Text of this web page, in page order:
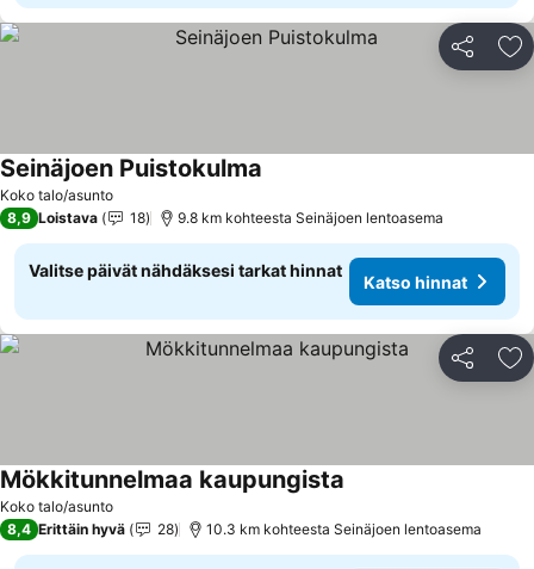
Jaa
Koko talo/asunto
Seinäjoen Puistokulma
8,9 Loistava 18 9.8 km kohteesta Seinäjoen lentoasema
Valitse päivät nähdäksesi tarkat hinnat
Katso hinnat
Jaa
Koko talo/asunto
Mökkitunnelmaa kaupungista
8,4 Erittäin hyvä 28 10.3 km kohteesta Seinäjoen lentoasema